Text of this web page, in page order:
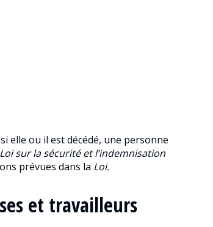
elle ou il est décédé, une personne
Loi sur la sécurité et l’indemnisation
prévues dans la Loi.
et travailleurs